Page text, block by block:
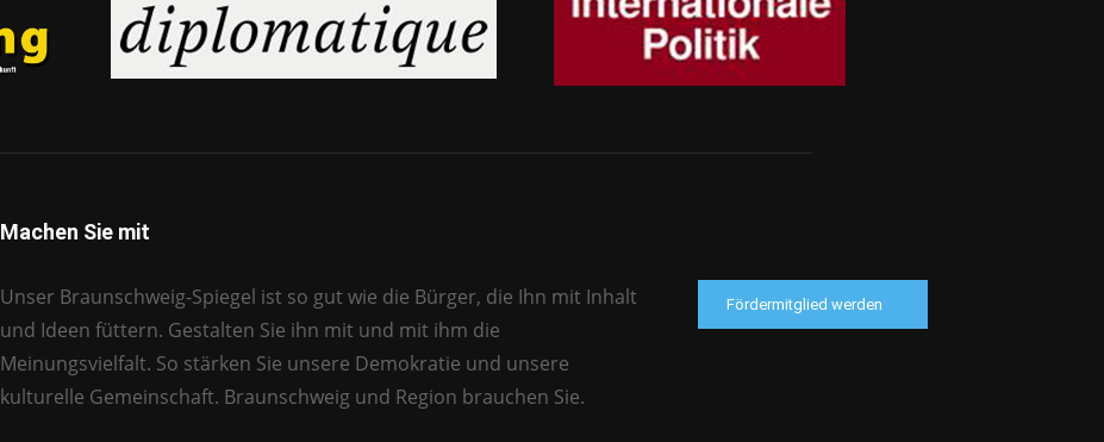
Machen Sie mit
Unser Braunschweig-Spiegel ist so gut wie die Bürger, die Ihn mit Inhalt
und Ideen füttern. Gestalten Sie ihn mit und mit ihm die
Meinungsvielfalt. So stärken Sie unsere Demokratie und unsere
kulturelle Gemeinschaft. Braunschweig und Region brauchen Sie.
Fördermitglied werden